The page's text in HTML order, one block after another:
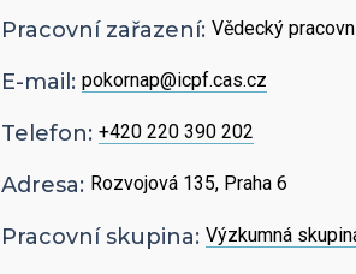
informace
ÚCHP
poskytnutí informací
Pracovní zařazení: Vědecký
E-mail: pokornap@icpf.cas.cz
Telefon: +420 220 390 202
Adresa: Rozvojová 135, Praha 6
Pracovní skupina: Výzkumná